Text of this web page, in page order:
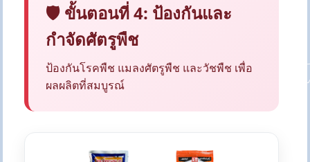
🛡️ ขั้นตอนที่ 4: ป้องกันและ
กำจัดศัตรูพืช
ป้องกันโรคพืช แมลงศัตรูพืช และวัชพืช เพื่อ
ผลผลิตที่สมบูรณ์